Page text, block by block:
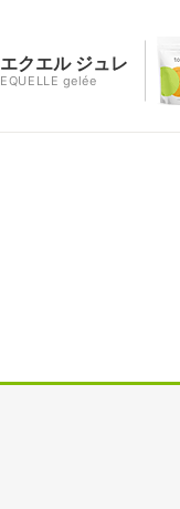
エクエル ジュレ
EQUELLE gelée